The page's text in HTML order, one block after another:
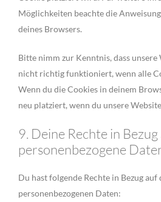
Möglichkeiten beachte die
deines Browsers.
Bitte nimm zur Kenntnis, dass
nicht richtig funktioniert, wenn alle
Wenn du die Cookies in deinem
neu platziert, wenn du unsere
9. Deine Rechte in
personenbezogene
Du hast folgende Rechte in Bezug auf
personenbezogenen Daten: